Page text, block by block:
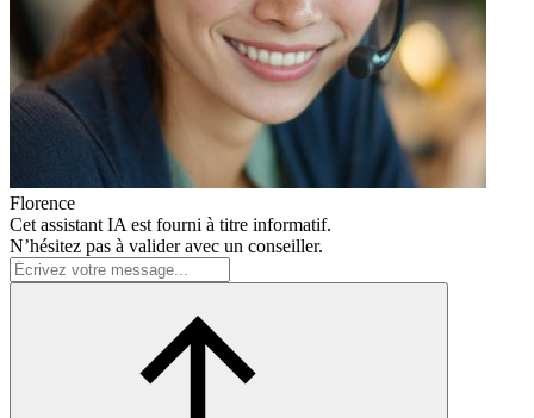
Florence
Cet assistant IA est fourni à titre informatif.
N’hésitez pas à valider avec un conseiller.